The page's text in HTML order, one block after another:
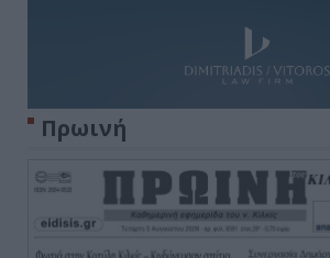
Πρωινή